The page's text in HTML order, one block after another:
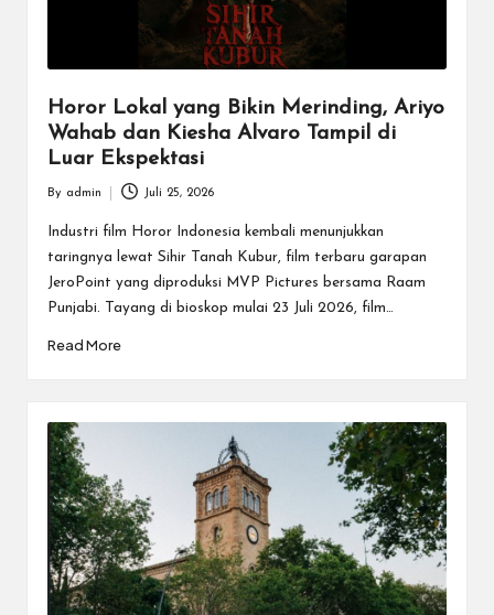
Horor Lokal yang Bikin Merinding, Ariyo
Wahab dan Kiesha Alvaro Tampil di
Luar Ekspektasi
by
By admin Juli 25, 2026
Industri film Horor Indonesia kembali menunjukkan
taringnya lewat Sihir Tanah Kubur, film terbaru garapan
JeroPoint yang diproduksi MVP Pictures bersama Raam
Punjabi. Tayang di bioskop mulai 23 Juli 2026, film…
Read More